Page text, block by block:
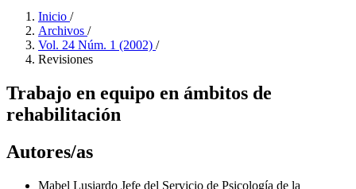
Inicio /
Archivos /
Vol. 24 Núm. 1 (2002) /
Revisiones
Trabajo en equipo en ámbitos de
rehabilitación
Autores/as
Mabel Lusiardo Jefe del Servicio de Psicología de la